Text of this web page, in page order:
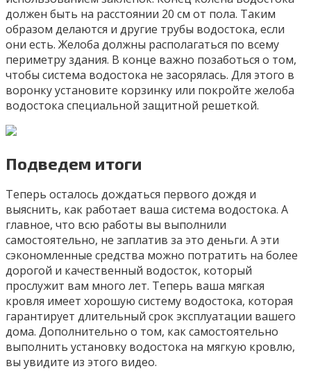
должен быть на расстоянии 20 см от пола. Таким
образом делаются и другие трубы водостока, если
они есть. Желоба должны располагаться по всему
периметру здания. В конце важно позаботься о том,
чтобы система водостока не засорялась. Для этого в
воронку установите корзинку или покройте желоба
водостока специальной защитной решеткой.
Подведем итоги
Теперь осталось дождаться первого дождя и
выяснить, как работает ваша система водостока. А
главное, что всю работы вы выполнили
самостоятельно, не заплатив за это деньги. А эти
сэкономленные средства можно потратить на более
дорогой и качественный водосток, который
прослужит вам много лет. Теперь ваша мягкая
кровля имеет хорошую систему водостока, которая
гарантирует длительный срок эксплуатации вашего
дома. Дополнительно о том, как самостоятельно
выполнить установку водостока на мягкую кровлю,
вы увидите из этого видео.